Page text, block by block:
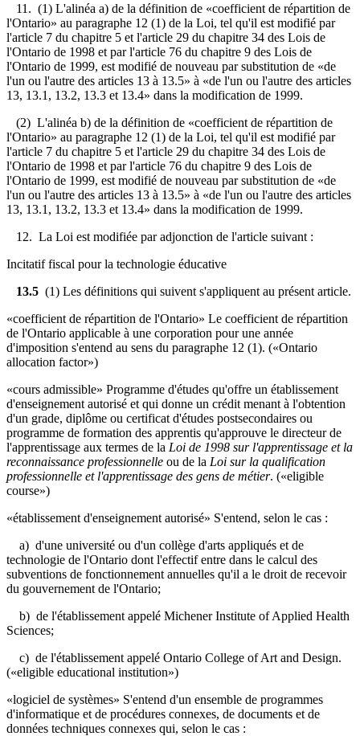
11. (1) L'alinéa a) de la définition de «coefficient de répartition de
l'Ontario» au paragraphe 12 (1) de la Loi, tel qu'il est modifié par
l'article 7 du chapitre 5 et l'article 29 du chapitre 34 des Lois de
l'Ontario de 1998 et par l'article 76 du chapitre 9 des Lois de
l'Ontario de 1999, est modifié de nouveau par substitution de «de
l'un ou l'autre des articles 13 à 13.5» à «de l'un ou l'autre des articles
13, 13.1, 13.2, 13.3 et 13.4» dans la modification de 1999.
(2) L'alinéa b) de la définition de «coefficient de répartition de
l'Ontario» au paragraphe 12 (1) de la Loi, tel qu'il est modifié par
l'article 7 du chapitre 5 et l'article 29 du chapitre 34 des Lois de
l'Ontario de 1998 et par l'article 76 du chapitre 9 des Lois de
l'Ontario de 1999, est modifié de nouveau par substitution de «de
l'un ou l'autre des articles 13 à 13.5» à «de l'un ou l'autre des articles
13, 13.1, 13.2, 13.3 et 13.4» dans la modification de 1999.
12. La Loi est modifiée par adjonction de l'article suivant :
Incitatif fiscal pour la technologie éducative
13.5 (1) Les définitions qui suivent s'appliquent au présent article.
«coefficient de répartition de l'Ontario» Le coefficient de répartition
de l'Ontario applicable à une corporation pour une année
d'imposition s'entend au sens du paragraphe 12 (1). («Ontario
allocation factor»)
«cours admissible» Programme d'études qu'offre un établissement
d'enseignement autorisé et qui donne un crédit menant à l'obtention
d'un grade, diplôme ou certificat d'études postsecondaires ou
programme de formation des apprentis qu'approuve le directeur de
l'apprentissage aux termes de la Loi de 1998 sur l'apprentissage et la
reconnaissance professionnelle ou de la Loi sur la qualification
professionnelle et l'apprentissage des gens de métier. («eligible
course»)
«établissement d'enseignement autorisé» S'entend, selon le cas :
a) d'une université ou d'un collège d'arts appliqués et de
technologie de l'Ontario dont l'effectif entre dans le calcul des
subventions de fonctionnement annuelles qu'il a le droit de recevoir
du gouvernement de l'Ontario;
b) de l'établissement appelé Michener Institute of Applied Health
Sciences;
c) de l'établissement appelé Ontario College of Art and Design.
(«eligible educational institution»)
«logiciel de systèmes» S'entend d'un ensemble de programmes
d'informatique et de procédures connexes, de documents et de
données techniques connexes qui, selon le cas :